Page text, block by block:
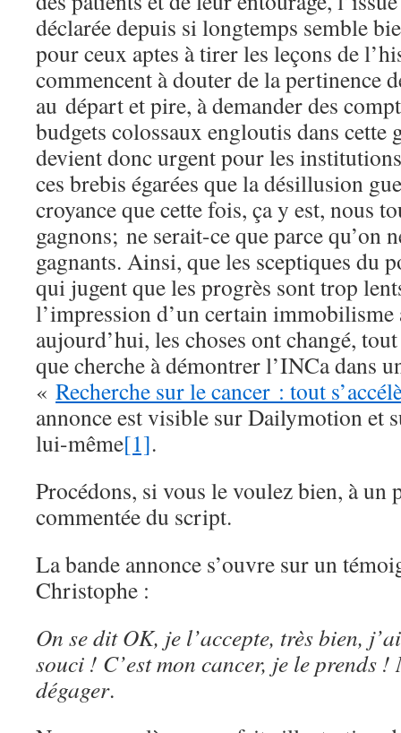
déclarée depuis si longtemps semble
pour ceux aptes à tirer les leçons de
commencent à douter de la pertinence
au départ et pire, à demander des
budgets colossaux engloutis dans cette
devient donc urgent pour les
ces brebis égarées que la désillusion
croyance que cette fois, ça y est, nous
gagnons; ne serait-ce que parce qu’on
gagnants. Ainsi, que les sceptiques du
qui jugent que les progrès sont trop
l’impression d’un certain
aujourd’hui, les choses ont changé, tout
que cherche à démontrer l’INCa dans
« Recherche sur le cancer : tout
annonce est visible sur Dailymotion et
lui-même[1].
Procédons, si vous le voulez bien, à un
commentée du script.
La bande annonce s’ouvre sur un
Christophe :
On se dit OK, je l’accepte, très bien,
souci ! C’est mon cancer, je le prends !
dégager.